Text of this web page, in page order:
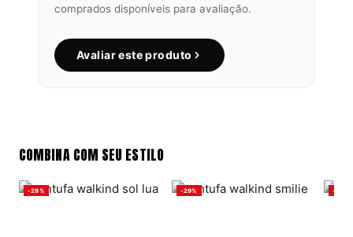
comprados disponíveis para avaliação.
Avaliar este produto
COMBINA COM SEU ESTILO
-29% -29% -29%